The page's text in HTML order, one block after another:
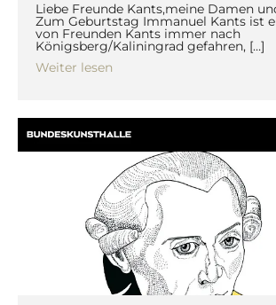
Liebe Freunde Kants,meine Damen
Zum Geburtstag Immanuel Kants ist
von Freunden Kants immer nach
Königsberg/Kaliningrad gefahren, […]
Weiter lesen